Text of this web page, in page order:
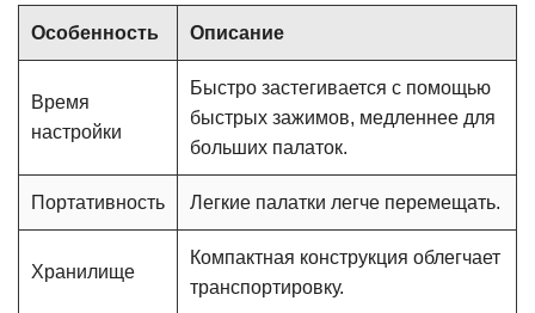
Особенность Описание
Время
настройки
Быстро застегивается с помощью
быстрых зажимов, медленнее для
больших палаток.
Портативность Легкие палатки легче перемещать.
Хранилище
Компактная конструкция облегчает
транспортировку.